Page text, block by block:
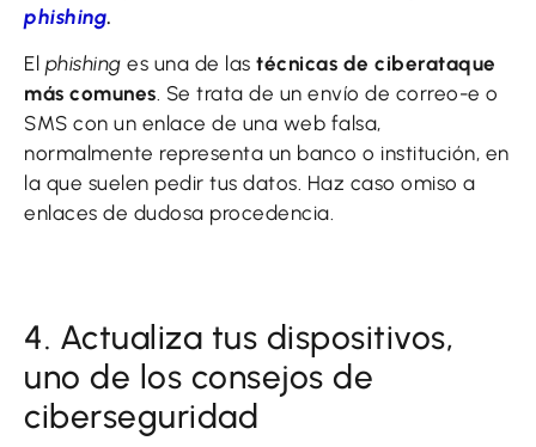
phishing.
El phishing es una de las técnicas de ciberataque
más comunes. Se trata de un envío de correo-e o
SMS con un enlace de una web falsa,
normalmente representa un banco o institución, en
la que suelen pedir tus datos. Haz caso omiso a
enlaces de dudosa procedencia.
4. Actualiza tus dispositivos,
uno de los consejos de
ciberseguridad